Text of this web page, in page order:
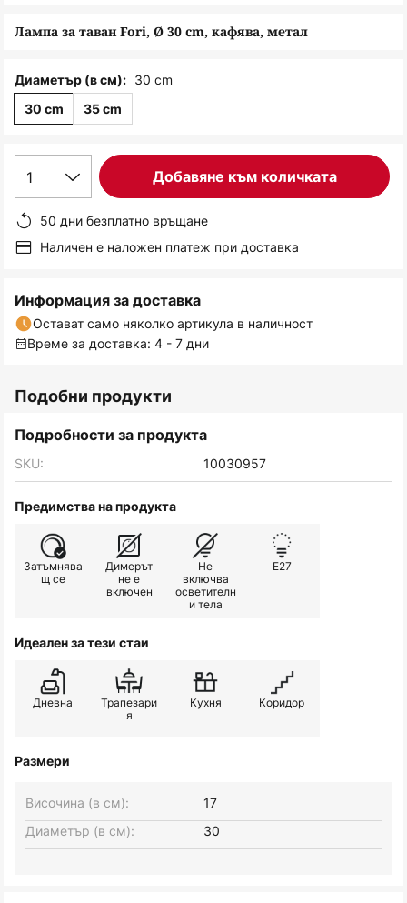
Лампа за таван Fori, Ø 30 cm, кафява, метал
Диаметър (в см): 30 cm
30 cm 35 cm
1 Добавяне към количката
50 дни безплатно връщане
Наличен е наложен платеж при доставка
Информация за доставка
Остават само няколко артикула в наличност
Време за доставка: 4 - 7 дни
Подобни продукти
Подробности за продукта
SKU: 10030957
Предимства на продукта
Затъмнява
щ се
Димерът
не е
включен
Не
включва
осветителн
и тела
E27
Идеален за тези стаи
Дневна
Трапезари
я
Кухня Коридор
Размери
Височина (в см):
17
Диаметър (в см):
30